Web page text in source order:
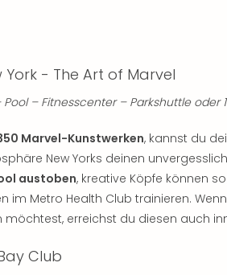
York - The Art of Marvel
– Fitnesscenter – Parkshuttle oder
Marvel-Kunstwerken, kannst du
New Yorks deinen
austoben, kreative Köpfe können
im Metro Health Club trainieren.
möchtest, erreichst du diesen auch
Club